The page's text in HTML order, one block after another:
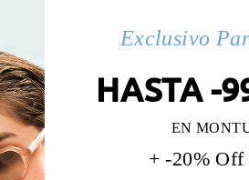
Exclusivo
HASTA -
EN
+ -20% Off